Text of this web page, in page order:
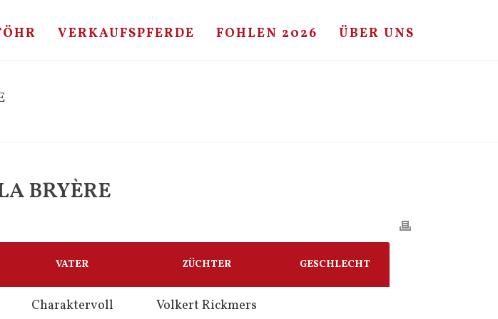
VERKAUFSPFERDE FOHLEN 2026 ÜBER UNS
BRYÈRE
VATER ZÜCHTER GESCHLECHT
Charaktervoll Volkert Rickmers